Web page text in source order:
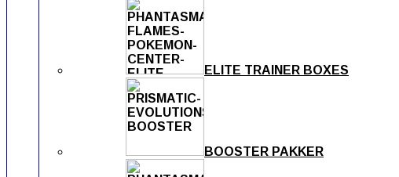
ELITE TRAINER BOXES
BOOSTER PAKKER